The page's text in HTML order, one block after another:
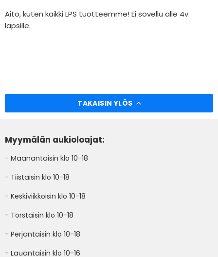
Aito, kuten kaikki LPS tuotteemme! Ei sovellu alle 4v.
lapsille.
TAKAISIN YLÖS
Myymälän aukioloajat:
- Maanantaisin klo 10-18
- Tiistaisin klo 10-18
- Keskiviikkoisin klo 10-18
- Torstaisin klo 10-18
- Perjantaisin klo 10-18
- Lauantaisin klo 10-16